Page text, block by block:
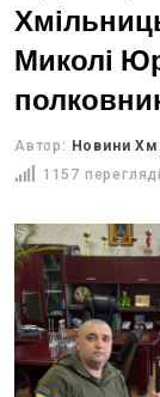
Миколі
Автор: Новини
1157